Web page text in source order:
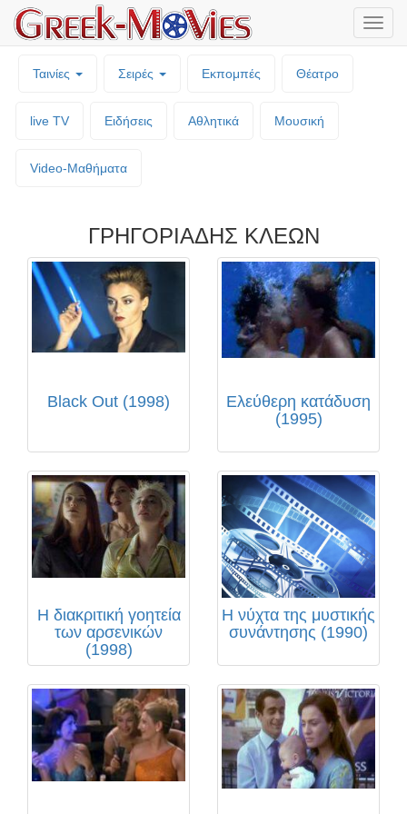
Ταινίες Σειρές Εκπομπές Θέατρο
live TV Ειδήσεις Αθλητικά Μουσική
Video-Mαθήματα
ΓΡΗΓΟΡΙΑΔΗΣ ΚΛΕΩΝ
Black Out (1998)
Ελεύθερη κατάδυση
(1995)
Η διακριτική γοητεία
των αρσενικών
(1998)
Η νύχτα της μυστικής
συνάντησης (1990)